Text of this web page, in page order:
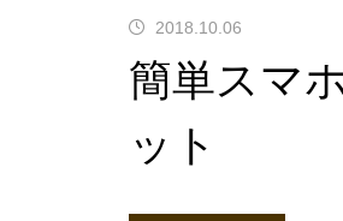
2018.10.06
簡単スマ
ット